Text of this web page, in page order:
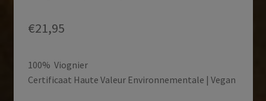
€21,95
100% Viognier
Certificaat Haute Valeur Environnementale | Vegan